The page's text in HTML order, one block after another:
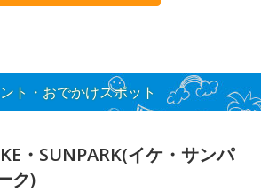
ト・おでかけスポット
・SUNPARK(イケ・サンパ
ク)